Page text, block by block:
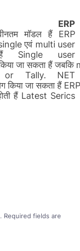
मॉडल हैंERP
एवं multi user
Single user
जा सकता हैं जबकि
or Tally. NET
किया जा सकता हैं
हैंLatest Serics
Required fields are